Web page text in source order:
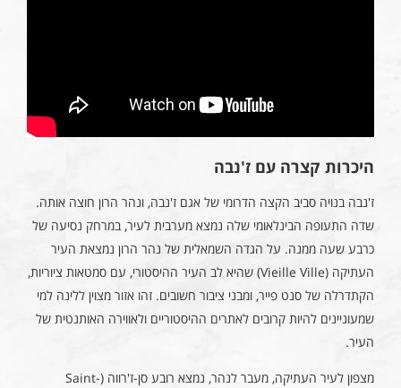
היכרות קצרה עם ז'נבה
ז'נבה בנויה סביב הקצה הדרומי של אגם ז'נבה, ונהר הרון חוצה אותה.
שדה התעופה הבינלאומי שלה נמצא מערבית לעיר, במרחק נסיעה של
כרבע שעה ממנה. על הגדה השמאלית של נהר הרון נמצאת העיר
העתיקה (Vieille Ville) שהיא לב העיר ההיסטורי, עם סמטאות ציוריות,
הקתדרלה של סנט פייר, ומבני ציבור חשובים. זהו אזור מצוין ללינה למי
שמעוניינים להיות קרובים לאתרים ההיסטוריים ולאווירה האותנטית של
העיר.
מצפון לעיר העתיקה, מעבר לנהר, נמצא רובע סן-ז'רווה (Saint-